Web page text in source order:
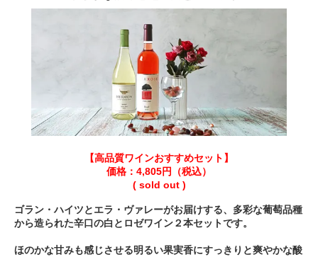
【高品質ワインおすすめセット】
価格：4,805円（税込）
( sold out )
ゴラン・ハイツとエラ・ヴァレーがお届けする、多彩な葡萄品種
から造られた辛口の白とロゼワイン２本セットです。
ほのかな甘みも感じさせる明るい果実香にすっきりと爽やかな酸